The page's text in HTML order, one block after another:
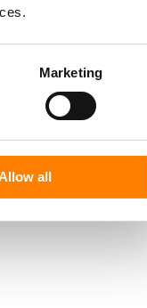
Marketing
all
Bolzenlochs